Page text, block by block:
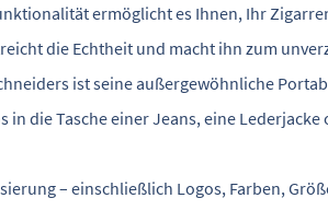
ermöglicht es Ihnen, Ihr
die Echtheit und macht ihn zum
ist seine außergewöhnliche
die Tasche einer Jeans, eine
– einschließlich Logos, Farben,